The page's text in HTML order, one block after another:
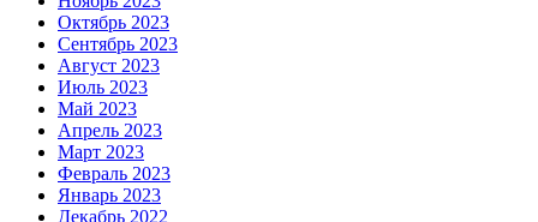
Октябрь 2023
Сентябрь 2023
Август 2023
Июль 2023
Май 2023
Апрель 2023
Март 2023
Февраль 2023
Январь 2023
Декабрь 2022